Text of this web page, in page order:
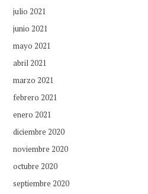
julio 2021
junio 2021
mayo 2021
abril 2021
marzo 2021
febrero 2021
enero 2021
diciembre 2020
noviembre 2020
octubre 2020
septiembre 2020